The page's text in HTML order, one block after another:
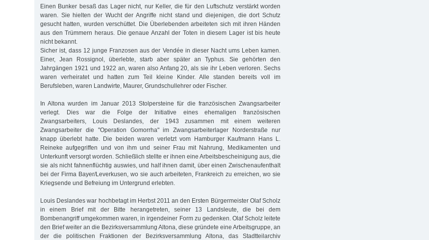
Einen Bunker besaß das Lager nicht, nur Keller, die für den Luftschutz verstärkt worden
waren. Sie hielten der Wucht der Angriffe nicht stand und diejenigen, die dort Schutz
gesucht hatten, wurden verschüttet. Die Überlebenden arbeiteten sich mit ihren Händen
aus den Trümmern heraus. Die genaue Anzahl der Toten in diesem Lager ist bis heute
nicht bekannt.
Sicher ist, dass 12 junge Franzosen aus der Vendée in dieser Nacht ums Leben kamen.
Einer, Jean Rossignol, überlebte, starb aber später an Typhus. Sie gehörten den
Jahrgängen 1921 und 1922 an, waren also Anfang 20, als sie ihr Leben verloren. Sechs
waren verheiratet und hatten zum Teil kleine Kinder. Alle standen bereits voll im
Berufsleben, waren Landwirte, Maurer, Grundschullehrer oder Fischer.
In Altona wurden im Januar 2013 Stolpersteine für die französischen Zwangsarbeiter
verlegt. Dies war die Folge der Initiative eines ehemaligen französischen
Zwangsarbeiters, Louis Deslandes, der 1943 zusammen mit einem weiteren
Zwangsarbeiter die "Operation Gomorrha" im Zwangsarbeiterlager Norderstraße nur
knapp überlebt hatte. Die beiden waren verletzt vom Hamburger Kaufmann Hans L.
Reineke aufgegriffen und von ihm und seiner Frau mit Nahrung, Medikamenten und
Unterkunft versorgt worden. Schließlich stellte er ihnen eine Arbeitsbescheinigung aus, die
sie als nicht fahnenflüchtig auswies, und half ihnen damit, über einen Zwischenaufenthalt
bei der Firma Bayer/Leverkusen, wo sie auch arbeiteten, Frankreich zu erreichen, wo sie
Kriegsende und Befreiung im Untergrund erlebten.
Louis Deslandes war hochbetagt im Herbst 2011 an den Ersten Bürgermeister Olaf Scholz
in einem Brief mit der Bitte herangetreten, seiner 13 Landsleute, die bei dem
Bombenangriff umgekommen waren, in irgendeiner Form zu gedenken. Olaf Scholz leitete
den Brief weiter an die Bezirksversammlung Altona, diese gründete eine Arbeitsgruppe, an
der die politischen Fraktionen der Bezirksversammlung Altona, das Stadtteilarchiv